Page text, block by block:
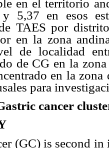
en el territorio
5,37 en esos
TAES por
en la zona
de localidad
de CG en la
en la
para
cancer
(GC) is second